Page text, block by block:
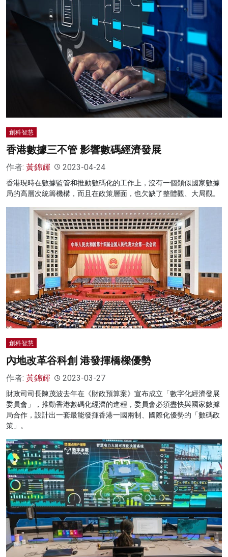
創科智慧
香港數據三不管 影響數碼經濟發展
作者: 黃錦輝 2023-04-24
香港現時在數據監管和推動數碼化的工作上，沒有一個類似國家數據
局的高層次統籌機構，而且在政策層面，也欠缺了整體觀、大局觀。
創科智慧
內地改革谷科創 港發揮橋樑優勢
作者: 黃錦輝 2023-03-27
財政司司長陳茂波去年在《財政預算案》宣布成立「數字化經濟發展
委員會」，推動香港數碼化經濟的進程，委員會必須盡快與國家數據
局合作，設計出一套最能發揮香港一國兩制、國際化優勢的「數碼政
策」。